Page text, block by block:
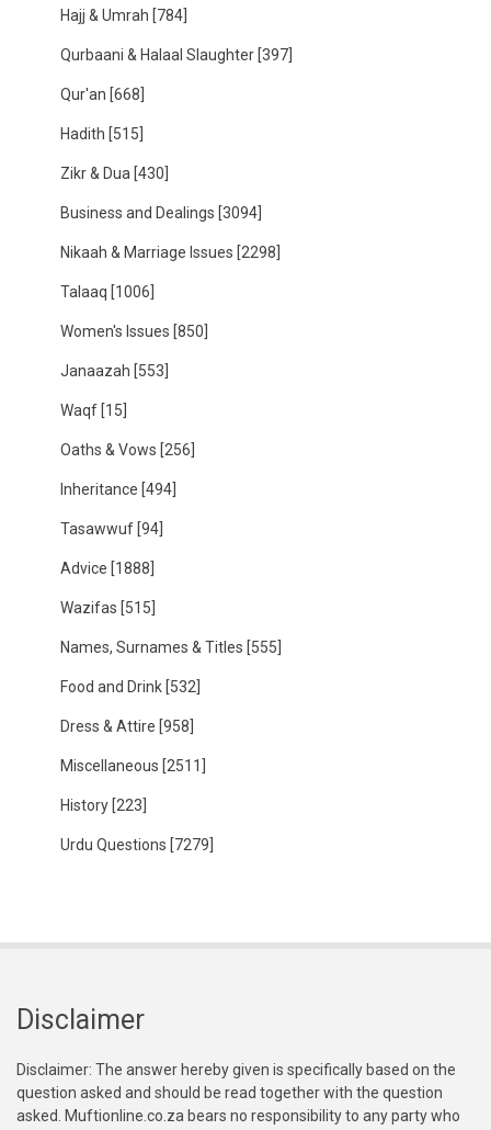
Hajj & Umrah [784]
Qurbaani & Halaal Slaughter [397]
Qur'an [668]
Hadith [515]
Zikr & Dua [430]
Business and Dealings [3094]
Nikaah & Marriage Issues [2298]
Talaaq [1006]
Women's Issues [850]
Janaazah [553]
Waqf [15]
Oaths & Vows [256]
Inheritance [494]
Tasawwuf [94]
Advice [1888]
Wazifas [515]
Names, Surnames & Titles [555]
Food and Drink [532]
Dress & Attire [958]
Miscellaneous [2511]
History [223]
Urdu Questions [7279]
Disclaimer
Disclaimer: The answer hereby given is specifically based on the
question asked and should be read together with the question
asked. Muftionline.co.za bears no responsibility to any party who